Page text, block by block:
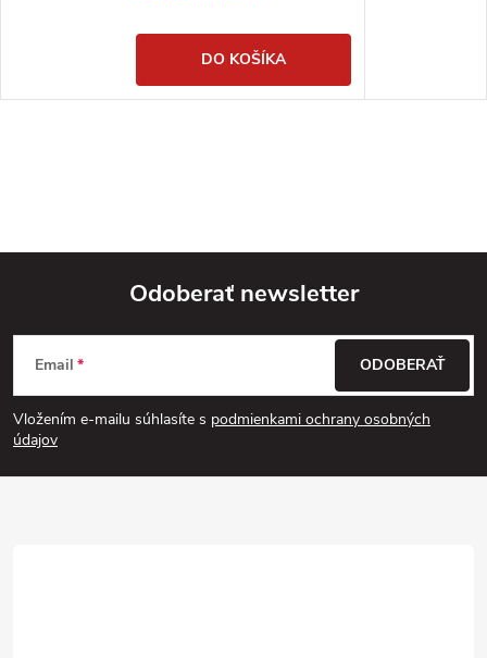
DO KOŠÍKA
Z
á
p
Odoberať newsletter
Email
Vložením e-mailu súhlasíte s podmienkami ochrany osobných
údajov
ODOBERAŤ